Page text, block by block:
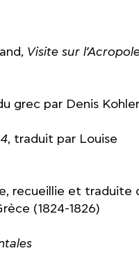
Visite sur
grec par Denis Kohler
, traduit par Louise
recueillie et traduite
(1824-1826)